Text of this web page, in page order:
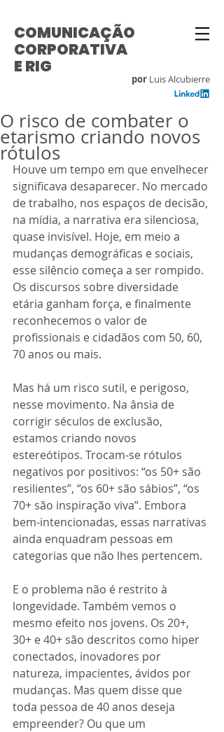
por Luis Alcubierre
COMUNICAÇÃO
CORPORATIVA
E RIG
O risco de combater o
etarismo criando novos
rótulos
Houve um tempo em que envelhecer
significava desaparecer. No mercado
de trabalho, nos espaços de decisão,
na mídia, a narrativa era silenciosa,
quase invisível. Hoje, em meio a
mudanças demográficas e sociais,
esse silêncio começa a ser rompido.
Os discursos sobre diversidade
etária ganham força, e finalmente
reconhecemos o valor de
profissionais e cidadãos com 50, 60,
70 anos ou mais.
Mas há um risco sutil, e perigoso,
nesse movimento. Na ânsia de
corrigir séculos de exclusão,
estamos criando novos
estereótipos. Trocam-se rótulos
negativos por positivos: “os 50+ são
resilientes”, “os 60+ são sábios”, “os
70+ são inspiração viva”. Embora
bem-intencionadas, essas narrativas
ainda enquadram pessoas em
categorias que não lhes pertencem.
E o problema não é restrito à
longevidade. Também vemos o
mesmo efeito nos jovens. Os 20+,
30+ e 40+ são descritos como hiper
conectados, inovadores por
natureza, impacientes, ávidos por
mudanças. Mas quem disse que
toda pessoa de 40 anos deseja
empreender? Ou que um